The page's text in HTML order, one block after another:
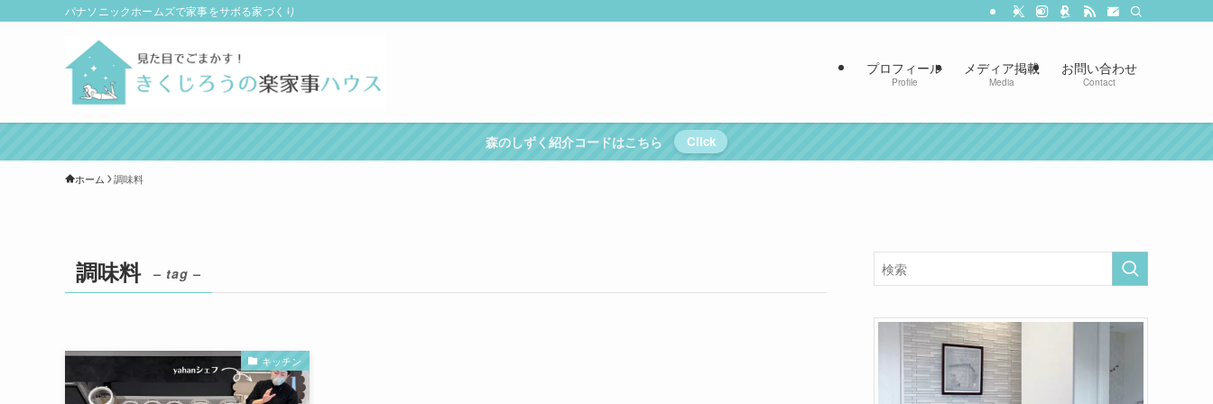
パナソニックホームズで家事をサボる家づくり
プロフィール
Profile
メディア掲載
Media
お問い合わせ
Contact
森のしずく紹介コードはこちら Click
ホーム 調味料
調味料 – tag –
キッチン